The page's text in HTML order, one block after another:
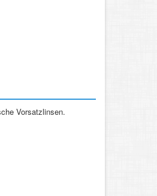
Vorsatzlinsen.